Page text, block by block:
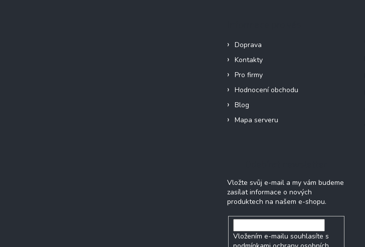
Doprava
Kontakty
Pro firmy
Hodnocení obchodu
Blog
Mapa serveru
Vložte svůj e-mail a my vám budeme
zasílat informace o nových
produktech na našem e-shopu.
Vložením e-mailu souhlasíte s